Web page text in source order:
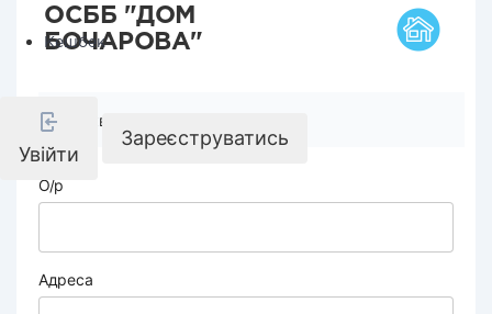
Кешбек
Увійти
Зареєструватись
ОСББ "ДОМ
БОЧАРОВА"
Реквізити компанії
О/р
Адреса